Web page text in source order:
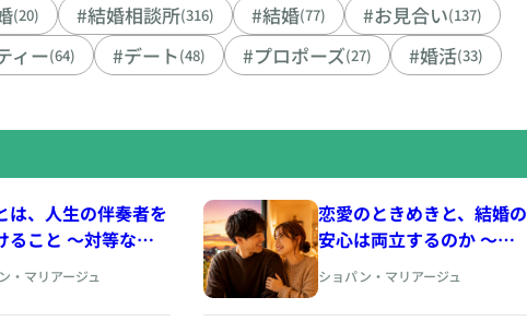
(20) #結婚相談所(316) #結婚(77) #お見合い(137)
ィー(64) #デート(48) #プロポーズ(27) #婚活(33)
は、人生の伴奏者を
ること 〜対等なパ
ーシップの育て方を
ー心理学から考え
・マリアージュ
恋愛のときめきと、結婚の
安心は両立するのか 〜刺
激と安定の間で揺れる心を
読み解く〜
https://www.cherry-
ショパン・マリアージュ